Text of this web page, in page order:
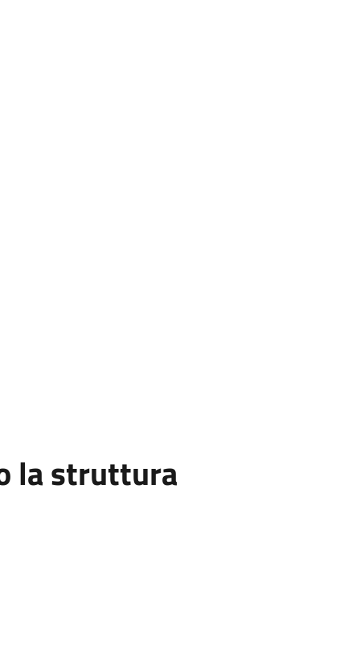
la struttura